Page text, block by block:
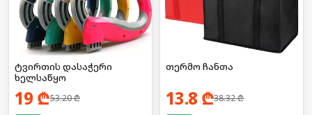
ტვირთის დასაჭერი
ხელსაწყო
19 ₾53.20₾
თერმო ჩანთა
13.8 ₾38.32₾